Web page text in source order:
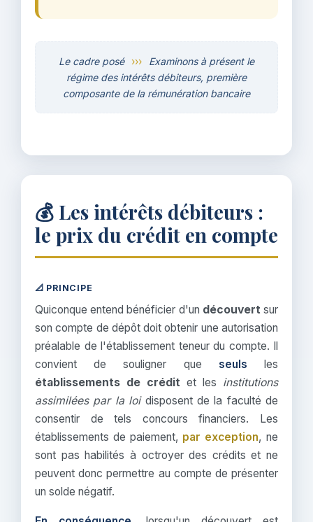
Le cadre posé ›››
Examinons à présent le
régime des intérêts débiteurs, première
composante de la rémunération bancaire
💰 Les intérêts débiteurs :
le prix du crédit en compte
📐 PRINCIPE
Quiconque entend bénéficier d'un découvertsur
son compte de dépôt doit obtenir une autorisation
préalable de l'établissement teneur du compte. Il
convient de souligner que seuls les
établissements de crédit et les institutions
assimilées par la loidisposent de la faculté de
consentir de tels concours financiers. Les
établissements de paiement, par exception, ne
sont pas habilités à octroyer des crédits et ne
peuvent donc permettre au compte de présenter
un solde négatif.